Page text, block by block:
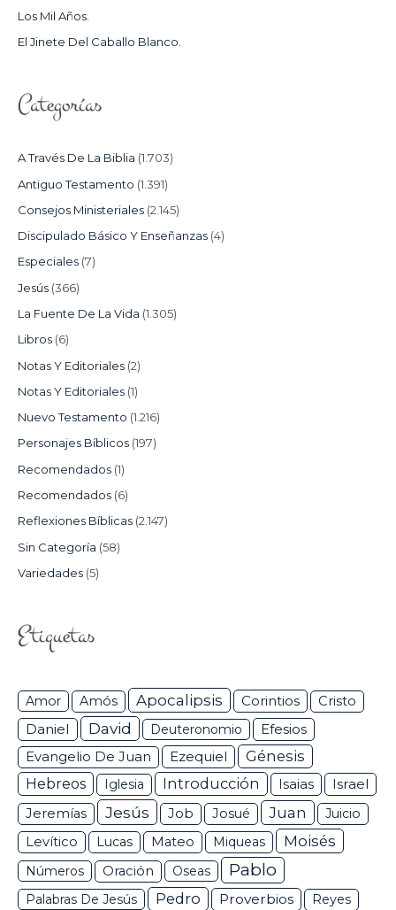
:Los Mil Años.
El Jinete Del Caballo Blanco.
Categorías
A Través De La Biblia (1.703)
Antiguo Testamento (1.391)
Consejos Ministeriales (2.145)
Discipulado Básico Y Enseñanzas (4)
Especiales (7)
Jesús (366)
La Fuente De La Vida (1.305)
Libros (6)
Notas Y Editoriales (2)
Notas Y Editoriales (1)
Nuevo Testamento (1.216)
Personajes Bíblicos (197)
Recomendados (1)
Recomendados (6)
Reflexiones Bíblicas (2.147)
Sin Categoría (58)
Variedades (5)
Etiquetas
Amor Amós Apocalipsis Corintios Cristo
Daniel David Deuteronomio Efesios
Evangelio De Juan Ezequiel
Génesis
Hebreos
Iglesia Introducción Isaias Israel
Jeremías Jesús Job Josué Juan
Juicio
Levítico
Lucas Mateo Miqueas Moisés
Números Oración Oseas Pablo
Palabras De Jesús Pedro Proverbios Reyes